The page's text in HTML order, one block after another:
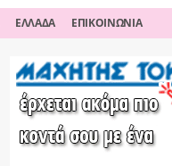
ΕΛΛΑΔΑ ΕΠΙΚΟΙΝΩΝΙΑ